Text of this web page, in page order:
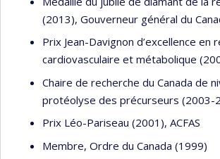
(2013), Gouverneur général du
Prix Jean-Davignon d’excellence en
cardiovasculaire et métabolique
Chaire de recherche du Canada de
protéolyse des précurseurs (2003-
Prix Léo-Pariseau (2001), ACFAS
Membre, Ordre du Canada (1999)